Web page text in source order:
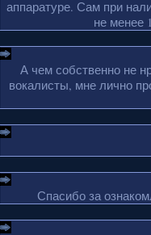
аппаратуре. Сам при
не менее
А чем собственно не
вокалисты, мне лично
Спасибо за